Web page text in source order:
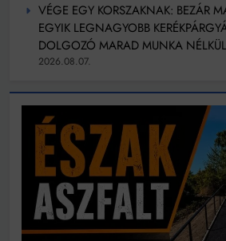
VÉGE EGY KORSZAKNAK: BEZÁR
EGYIK LEGNAGYOBB
DOLGOZÓ MARAD MUNKA NÉLKÜL
2026.08.07.